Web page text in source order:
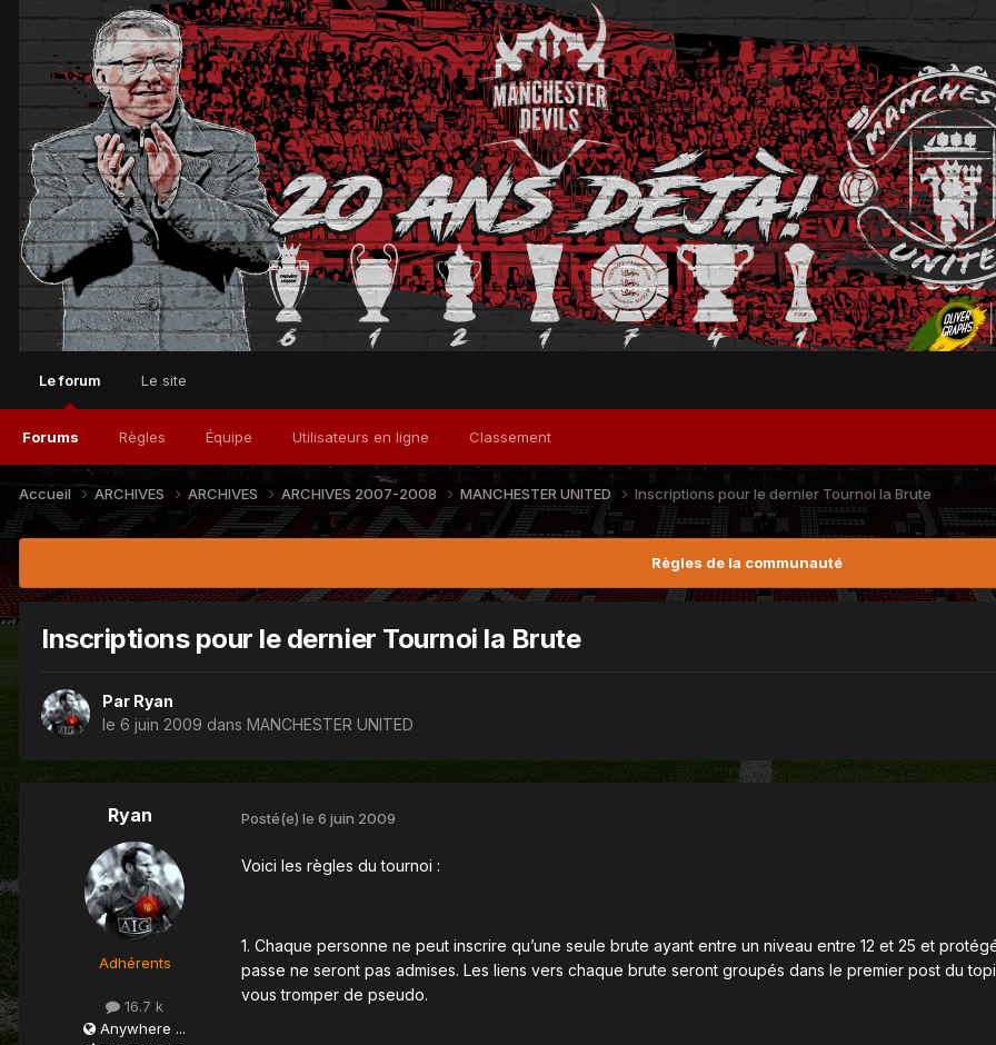
Le forum
Forums Règles Équipe Utilisateurs en ligne Classement
Le site
Accueil ARCHIVES ARCHIVES ARCHIVES 2007-2008 MANCHESTER UNITED Inscriptions pour le dernier Tournoi la Brute
Règles de la communauté
Inscriptions pour le dernier Tournoi la Brute
Par Ryan
le 6 juin 2009 dans MANCHESTER UNITED
Ryan
Adhérents
16.7 k
Anywhere ...
Posté(e) le 6 juin 2009
Voici les règles du tournoi :
1. Chaque personne ne peut inscrire qu’une seule brute ayant entre un niveau entre 12 et 25 et
passe ne seront pas admises. Les liens vers chaque brute seront groupés dans le premier post du
vous tromper de pseudo.